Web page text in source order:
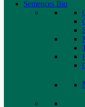
Semences Bio